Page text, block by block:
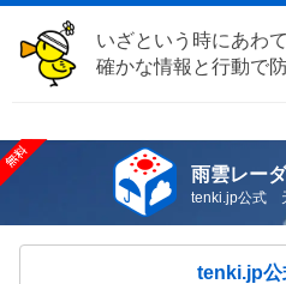
いざという時にあわ
確かな情報と行動で
雨雲レー
tenki.jp公式
tenki.jp公